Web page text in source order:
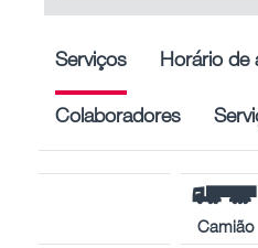
Serviços Horário de
Colaboradores
Camião